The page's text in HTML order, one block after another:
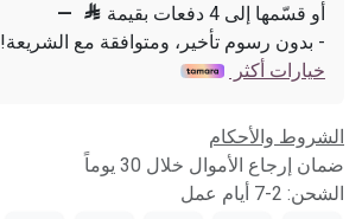
أو قسّمها إلى 4 دفعات بقيمة 
—
- بدون رسوم تأخير، ومتوافقة مع الشريعة!
خيارات أكثر
الشروط والأحكام
ضمان إرجاع الأموال خلال 30 يوماً
الشحن: 2-7 أيام عمل